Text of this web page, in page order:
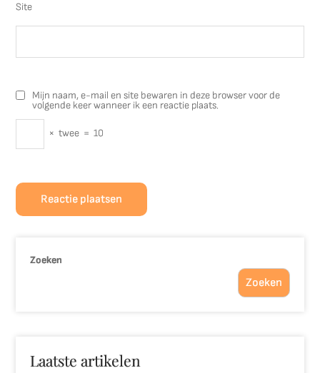
Site
Mijn naam, e-mail en site bewaren in deze browser voor de
volgende keer wanneer ik een reactie plaats.
× twee = 10
Zoeken
Zoeken
Laatste artikelen